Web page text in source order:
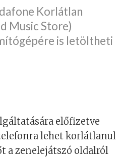
Korlátlan
Music Store)
is letöltheti
előfizetve
lehet korlátlanul
a zenelejátszó oldalról